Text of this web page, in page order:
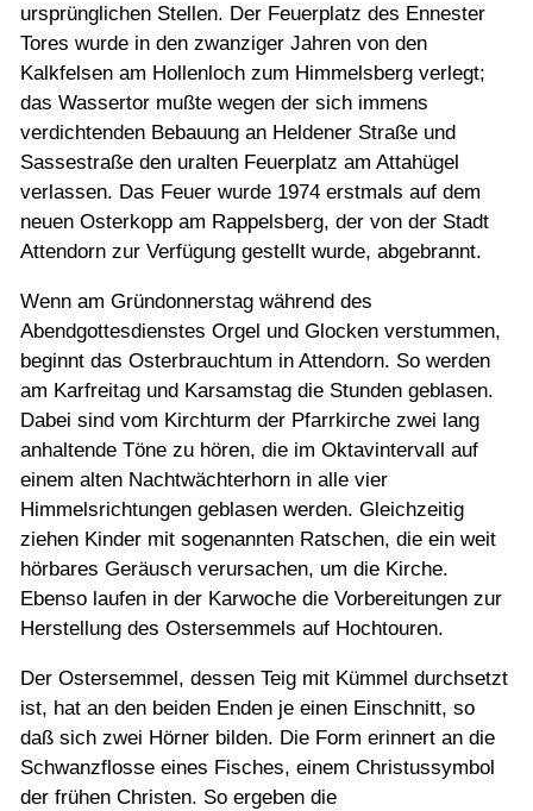
ursprünglichen Stellen. Der Feuerplatz des Ennester
Tores wurde in den zwanziger Jahren von den
Kalkfelsen am Hollenloch zum Himmelsberg verlegt;
das Wassertor mußte wegen der sich immens
verdichtenden Bebauung an Heldener Straße und
Sassestraße den uralten Feuerplatz am Attahügel
verlassen. Das Feuer wurde 1974 erstmals auf dem
neuen Osterkopp am Rappelsberg, der von der Stadt
Attendorn zur Verfügung gestellt wurde, abgebrannt.
Wenn am Gründonnerstag während des
Abendgottesdienstes Orgel und Glocken verstummen,
beginnt das Osterbrauchtum in Attendorn. So werden
am Karfreitag und Karsamstag die Stunden geblasen.
Dabei sind vom Kirchturm der Pfarrkirche zwei lang
anhaltende Töne zu hören, die im Oktavintervall auf
einem alten Nachtwächterhorn in alle vier
Himmelsrichtungen geblasen werden. Gleichzeitig
ziehen Kinder mit sogenannten Ratschen, die ein weit
hörbares Geräusch verursachen, um die Kirche.
Ebenso laufen in der Karwoche die Vorbereitungen zur
Herstellung des Ostersemmels auf Hochtouren.
Der Ostersemmel, dessen Teig mit Kümmel durchsetzt
ist, hat an den beiden Enden je einen Einschnitt, so
daß sich zwei Hörner bilden. Die Form erinnert an die
Schwanzflosse eines Fisches, einem Christussymbol
der frühen Christen. So ergeben die